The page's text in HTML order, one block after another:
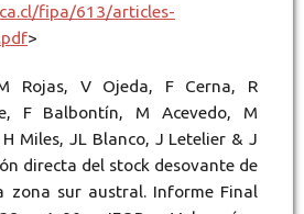
fipa/613/articles-
>
Rojas, V Ojeda, F Cerna, R
F Balbontín, M Acevedo, M
Miles, JL Blanco, J Letelier & J
directa del stock desovante de
zona sur austral. Informe Final